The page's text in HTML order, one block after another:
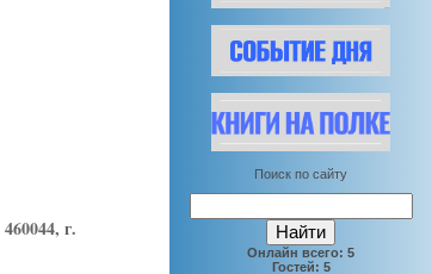
460044, г.
Поиск по сайту
Онлайн всего: 5
Гостей: 5